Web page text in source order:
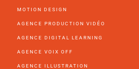
MOTION DESIGN
AGENCE PRODUCTION VIDÉO
AGENCE DIGITAL LEARNING
AGENCE VOIX OFF
AGENCE ILLUSTRATION